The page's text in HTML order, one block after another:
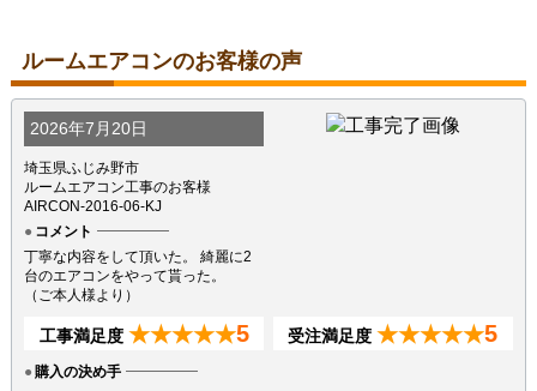
ルームエアコンのお客様の声
2026年7月20日
埼玉県ふじみ野市
ルームエアコン工事のお客様
AIRCON-2016-06-KJ
コメント
丁寧な内容をして頂いた。 綺麗に2
台のエアコンをやって貰った。
（ご本人様より）
工事満足度 ★★★★★5 受注満足度 ★★★★★5
購入の決め手